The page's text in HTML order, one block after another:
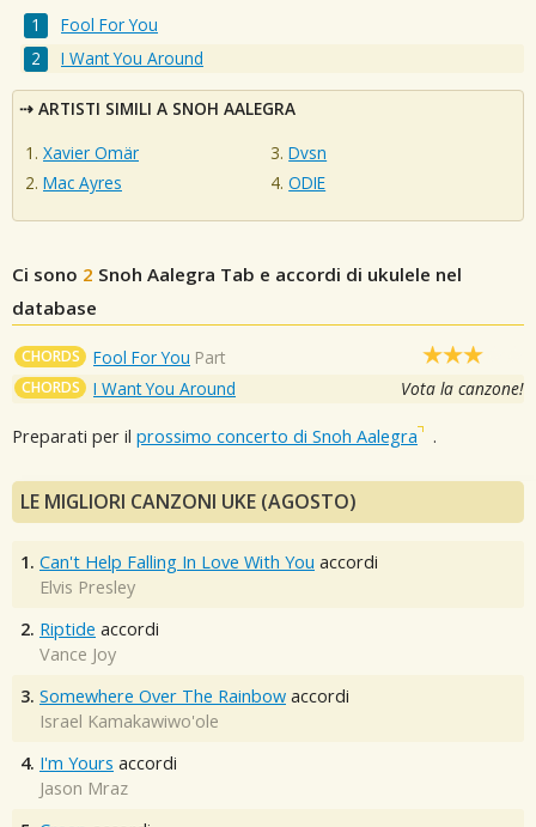
Fool For You
I Want You Around
ARTISTI SIMILI A SNOH AALEGRA
Xavier Omär
Mac Ayres
Dvsn
ODIE
Ci sono 2 Snoh Aalegra Tab e accordi di ukulele nel
database
CHORDS Fool For You Part
CHORDS I Want You Around Vota la canzone!
Preparati per il prossimo concerto di Snoh Aalegra .
LE MIGLIORI CANZONI UKE (AGOSTO)
1. Can't Help Falling In Love With You accordi
Elvis Presley
2. Riptide accordi
Vance Joy
3. Somewhere Over The Rainbow accordi
Israel Kamakawiwo'ole
4. I'm Yours accordi
Jason Mraz